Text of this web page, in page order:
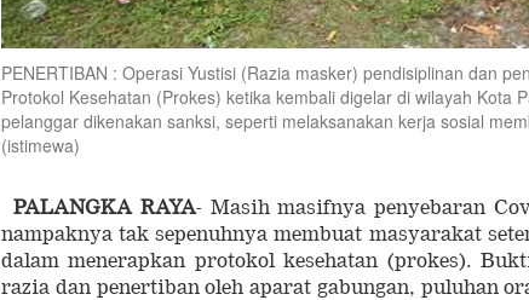
PENERTIBAN : Operasi Yustisi (Razia masker) pendisiplinan dan
Protokol Kesehatan (Prokes) ketika kembali digelar di wilayah Kota
pelanggar dikenakan sanksi, seperti melaksanakan kerja sosial
(istimewa)
PALANGKA RAYA- Masih masifnya penyebaran
nampaknya tak sepenuhnya membuat masyarakat
dalam menerapkan protokol kesehatan (prokes).
razia dan penertiban oleh aparat gabungan, puluhan